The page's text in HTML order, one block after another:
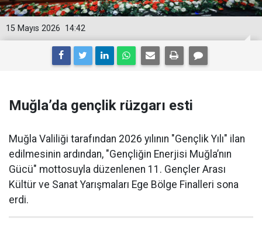
14:42
15 Mayıs 2026
Muğla’da gençlik rüzgarı esti
Muğla Valiliği tarafından 2026 yılının "Gençlik Yılı" ilan
edilmesinin ardından, "Gençliğin Enerjisi Muğla’nın
Gücü" mottosuyla düzenlenen 11. Gençler Arası
Kültür ve Sanat Yarışmaları Ege Bölge Finalleri sona
erdi.